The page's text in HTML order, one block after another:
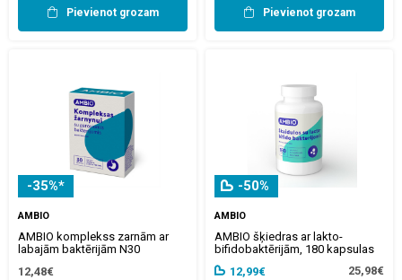
Pievienot grozam Pievienot grozam
-35%*
AMBIO
AMBIO komplekss zarnām ar
labajām baktērijām N30
12,48€
-50%
AMBIO
AMBIO šķiedras ar lakto-
bifidobaktērijām, 180 kapsulas
12,99€
25,98€